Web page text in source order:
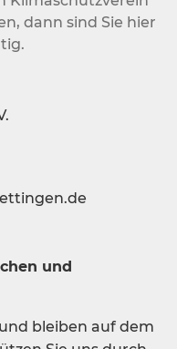
dann sind Sie hier
und
bleiben auf dem